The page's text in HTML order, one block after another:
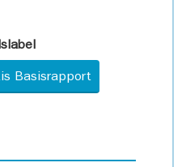
Basisrapport